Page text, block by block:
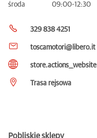
środa
09:00-12:30
329 838 4251
toscamotori@libero.it
store.actions__website
Trasa rejsowa
Pobliskie sklepy